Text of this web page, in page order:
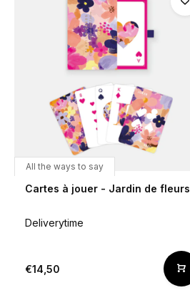
All the ways to say
Cartes à jouer - Jardin de fleurs
Deliverytime
€14,50